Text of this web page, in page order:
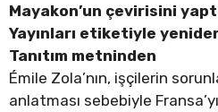
Mayakon’un çevirisini
Yayınları etiketiyle
Tanıtım metninden
Émile Zola’nın, işçilerin
anlatması sebebiyle